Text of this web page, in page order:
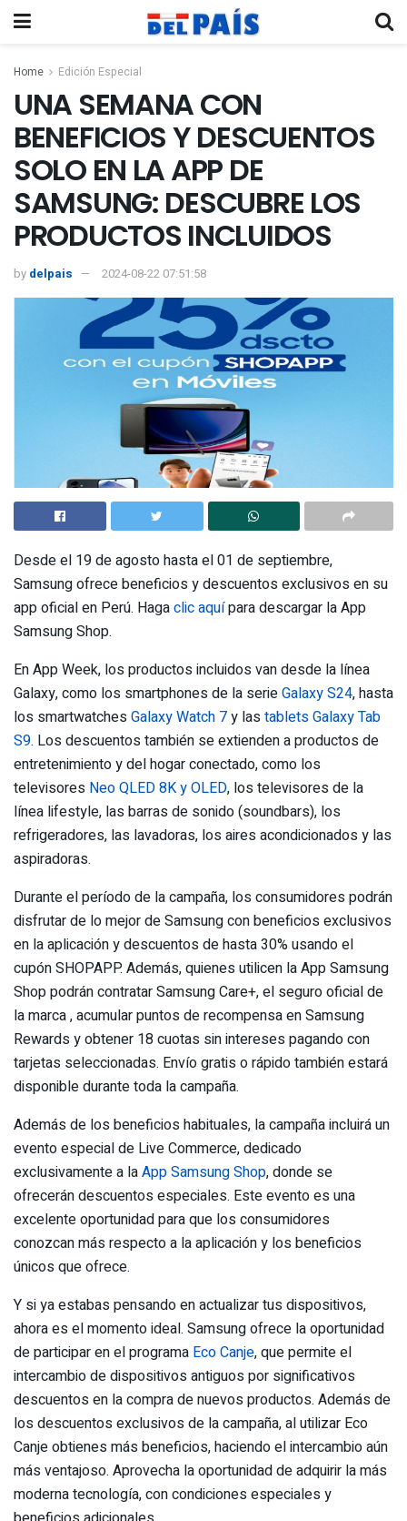
Home Edición Especial
UNA SEMANA CON
BENEFICIOS Y DESCUENTOS
SOLO EN LA APP DE
SAMSUNG: DESCUBRE LOS
PRODUCTOS INCLUIDOS
by delpais 2024-08-22 07:51:58
Desde el 19 de agosto hasta el 01 de septiembre,
Samsung ofrece beneficios y descuentos exclusivos en su
app oficial en Perú. Hagaclic aquípara descargar la App
Samsung Shop.
En App Week, los productos incluidos van desde la línea
Galaxy, como los smartphones de la serieGalaxy S24, hasta
los smartwatchesGalaxy Watch 7y lastablets Galaxy Tab
S9. Los descuentos también se extienden a productos de
entretenimiento y del hogar conectado, como los
televisores Neo QLED 8K y OLED, los televisores de la
línea lifestyle, las barras de sonido (soundbars), los
refrigeradores, las lavadoras, los aires acondicionados y las
aspiradoras.
Durante el período de la campaña, los consumidores podrán
disfrutar de lo mejor de Samsung con beneficios exclusivos
en la aplicación y descuentos de hasta 30% usando el
cupón SHOPAPP. Además, quienes utilicen la App Samsung
Shop podrán contratar Samsung Care+, el seguro oficial de
la marca , acumular puntos de recompensa en Samsung
Rewards y obtener 18 cuotas sin intereses pagando con
tarjetas seleccionadas. Envío gratis o rápido también estará
disponible durante toda la campaña.
Además de los beneficios habituales, la campaña incluirá un
evento especial de Live Commerce, dedicado
exclusivamente a laApp Samsung Shop, donde se
ofrecerán descuentos especiales. Este evento es una
excelente oportunidad para que los consumidores
conozcan más respecto a la aplicación y los beneficios
únicos que ofrece.
Y si ya estabas pensando en actualizar tus dispositivos,
ahora es el momento ideal. Samsung ofrece la oportunidad
de participar en el programa Eco Canje, que permite el
intercambio de dispositivos antiguos por significativos
descuentos en la compra de nuevos productos. Además de
los descuentos exclusivos de la campaña, al utilizar Eco
Canje obtienes más beneficios, haciendo el intercambio aún
más ventajoso. Aprovecha la oportunidad de adquirir la más
moderna tecnología, con condiciones especiales y